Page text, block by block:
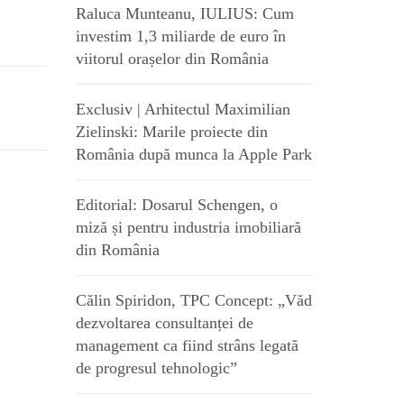
Raluca Munteanu, IULIUS: Cum
investim 1,3 miliarde de euro în
viitorul orașelor din România
Exclusiv | Arhitectul Maximilian
Zielinski: Marile proiecte din
România după munca la Apple Park
Editorial: Dosarul Schengen, o
miză și pentru industria imobiliară
din România
Călin Spiridon, TPC Concept: „Văd
dezvoltarea consultanței de
management ca fiind strâns legată
de progresul tehnologic”